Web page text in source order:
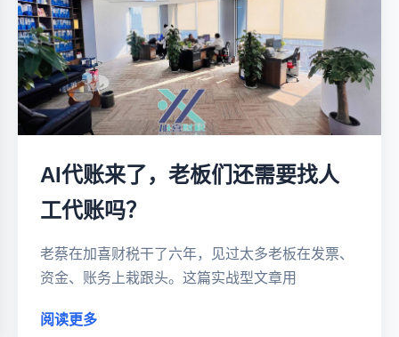
AI代账来了，老板们还需要找人
工代账吗？
老蔡在加喜财税干了六年，见过太多老板在发票、
资金、账务上栽跟头。这篇实战型文章用
阅读更多